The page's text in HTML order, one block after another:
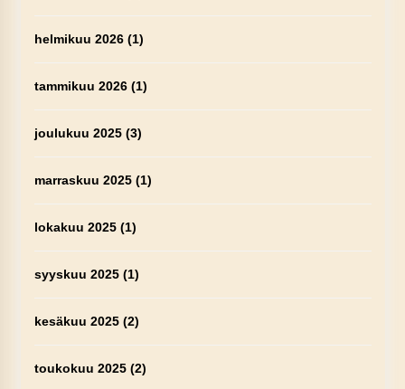
helmikuu 2026(1)
tammikuu 2026(1)
joulukuu 2025(3)
marraskuu 2025(1)
lokakuu 2025(1)
syyskuu 2025(1)
kesäkuu 2025(2)
toukokuu 2025(2)